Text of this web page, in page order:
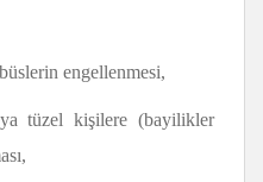
engellenmesi,
tüzel kişilere (bayilikler